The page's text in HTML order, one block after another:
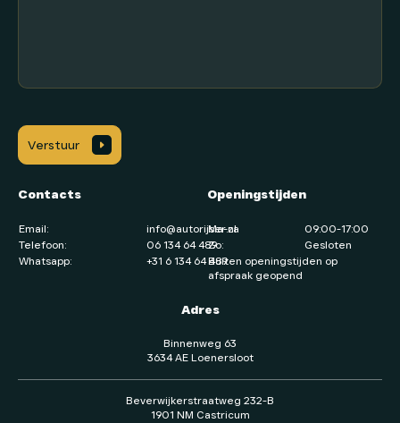
Verstuur .
Contacts
Email:
info@autorijser.nl
Telefoon:
06 134 64 489
Whatsapp:
+31 6 134 64 489
Openingstijden
Ma-za
09:00-17:00
Zo:
Gesloten
Buiten openingstijden op
afspraak geopend
Adres
Binnenweg 63
3634 AE Loenersloot
Beverwijkerstraatweg 232-B
1901 NM Castricum